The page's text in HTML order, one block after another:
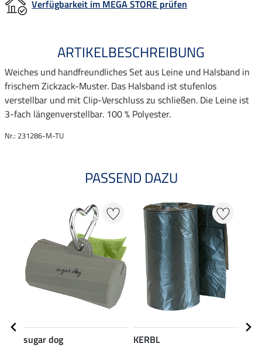
Verfügbarkeit im MEGA STORE prüfen
ARTIKELBESCHREIBUNG
Weiches und handfreundliches Set aus Leine und Halsband in
frischem Zickzack-Muster. Das Halsband ist stufenlos
verstellbar und mit Clip-Verschluss zu schließen. Die Leine ist
3-fach längenverstellbar. 100 % Polyester.
Nr.: 231286-M-TU
PASSEND DAZU
sugar dog
KERBL